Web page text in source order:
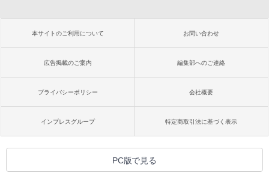
本サイトのご利用について お問い合わせ
広告掲載のご案内 編集部へのご連絡
プライバシーポリシー 会社概要
インプレスグループ 特定商取引法に基づく表示
PC版で見る